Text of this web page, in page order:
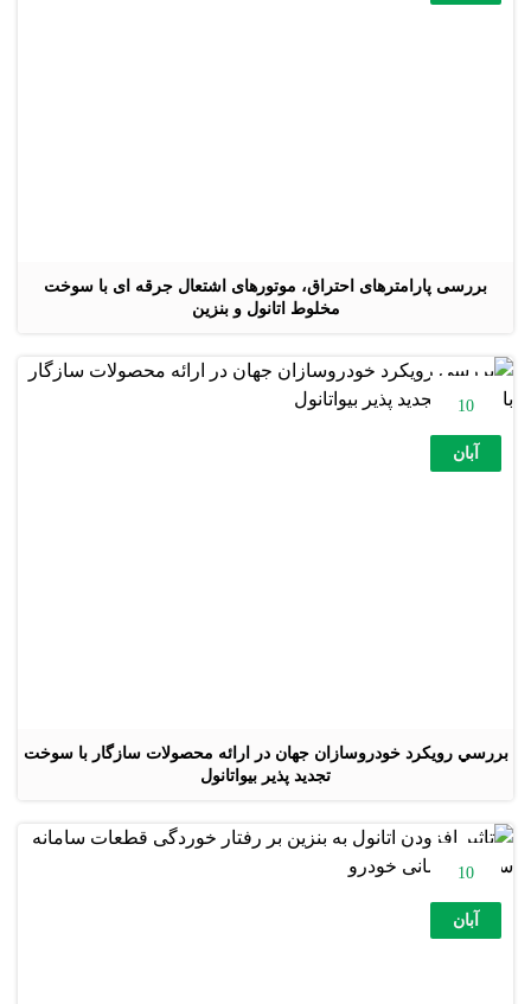
بررسی پارامترهای احتراق، موتورهای اشتعال جرقه ای با سوخت
مخلوط اتانول و بنزین
بررسي رويكرد خودروسازان جهان در ارائه محصولات سازگار با سوخت
تجديد پذير بيواتانول
10
آبان
10
آبان